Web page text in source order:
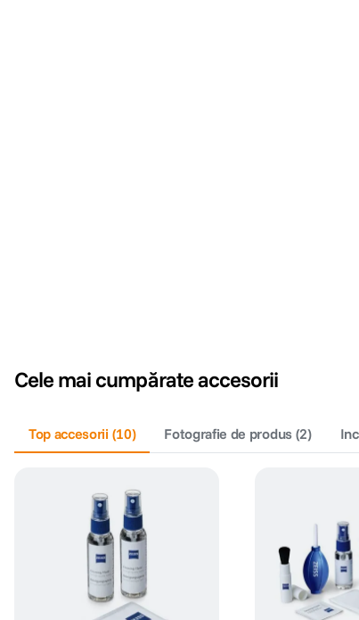
Cele mai cumpărate accesorii
Top accesorii (10) Fotografie de produs(2)